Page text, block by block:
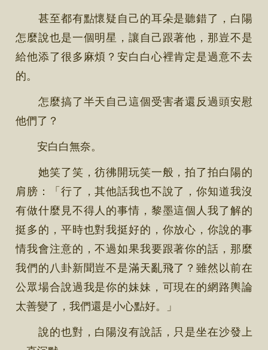
甚至都有點懷疑自己的耳朵是聽錯了，白陽
怎麼說也是一個明星，讓自己跟著他，那豈不是
給他添了很多麻煩？安白白心裡肯定是過意不去
的。
怎麼搞了半天自己這個受害者還反過頭安慰
他們了？
安白白無奈。
她笑了笑，彷彿開玩笑一般，拍了拍白陽的
肩膀：「行了，其他話我也不說了，你知道我沒
有做什麼見不得人的事情，黎墨這個人我了解的
挺多的，平時也對我挺好的，你放心，你說的事
情我會注意的，不過如果我要跟著你的話，那麼
我們的八卦新聞豈不是滿天亂飛了？雖然以前在
公眾場合說過我是你的妹妹，可現在的網路輿論
太善變了，我們還是小心點好。」
說的也對，白陽沒有說話，只是坐在沙發上